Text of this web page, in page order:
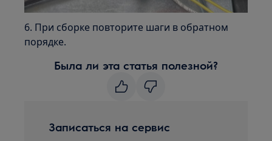
6. При сборке повторите шаги в обратном
порядке.
Была ли эта статья полезной?
Записаться на сервис